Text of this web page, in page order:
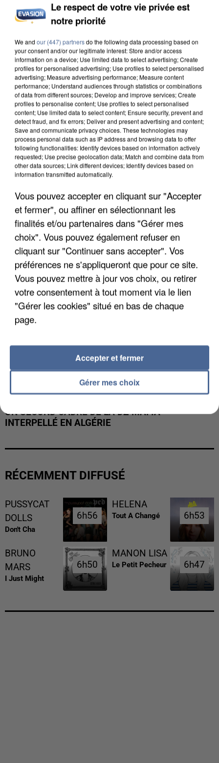
DE FAUNE SAUVAGE SONT...
L’UN DES FONDATEURS SUPPOSÉS DE LA DZ
MAFIA INTERPELLÉ EN ALGÉRIE
UN SECOND CADRE DE LA DZ MAFIA
INTERPELLÉ EN ALGÉRIE
RÉCEMMENT DIFFUSÉ
PUSSYCAT
DOLLS
Don't Cha
6h56
6h56
HELENA
Tout A Changé 6h53
6h53
BRUNO
MARS
I Just Might
6h50
6h50
MANON LISA
Le Petit Pecheur 6h47
6h47
Le respect de votre vie privée est
notre priorité
We and our (447) partnersdo the following data processing based on
your consent and/or our legitimate interest: Store and/or access
information on a device; Use limited data to select advertising; Create
profiles for personalised advertising; Use profiles to select personalised
advertising; Measure advertising performance; Measure content
performance; Understand audiences through statistics or combinations
of data from different sources; Develop and improve services; Create
profiles to personalise content; Use profiles to select personalised
content; Use limited data to select content; Ensure security, prevent and
detect fraud, and fix errors; Deliver and present advertising and content;
Save and communicate privacy choices. These technologies may
process personal data such as IP address and browsing data to offer
following functionalities: Identify devices based on information actively
requested; Use precise geolocation data; Match and combine data from
other data sources; Link different devices; Identify devices based on
information transmitted automatically.
Vous pouvez accepter en cliquant sur "Accepter
et fermer", ou affiner en sélectionnant les
finalités et/ou partenaires dans "Gérer mes
choix". Vous pouvez également refuser en
cliquant sur "Continuer sans accepter". Vos
préférences ne s'appliqueront que pour ce site.
Vous pouvez mettre à jour vos choix, ou retirer
votre consentement à tout moment via le lien
"Gérer les cookies" situé en bas de chaque
page.
Gérer mes choix
Accepter et fermer